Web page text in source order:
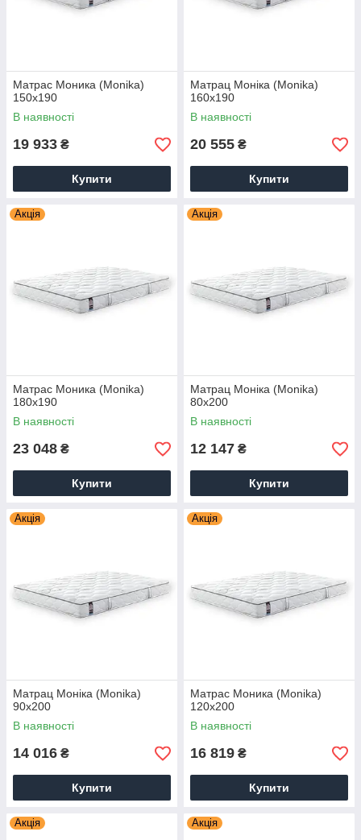
Матрас Моника (Monika)
150х190
В наявності
19 933 ₴
Купити
Матрац Моніка (Monika)
160х190
В наявності
20 555 ₴
Купити
Акція
Матрас Моника (Monika)
180х190
В наявності
23 048 ₴
Купити
Акція
Матрац Моніка (Monika)
80х200
В наявності
12 147 ₴
Купити
Акція
Матрац Моніка (Monika)
90х200
В наявності
14 016 ₴
Купити
Акція
Матрас Моника (Monika)
120х200
В наявності
16 819 ₴
Купити
Акція Акція